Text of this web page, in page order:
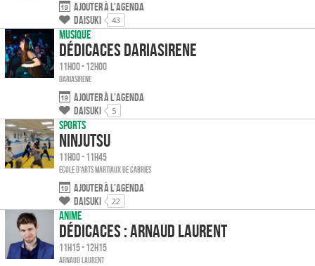
Ajouter à l'agenda
Daisuki
43
Musique
Dédicaces Dariasirene
11h00 - 12h00
Dariasirene
Ajouter à l'agenda
Daisuki
5
Sports
Ninjutsu
11h00 - 11h45
Ecole d'Arts Martiaux de Cabriès
Ajouter à l'agenda
Daisuki
22
Anime
Dédicaces : Arnaud Laurent
11h15 - 12h15
Arnaud LAURENT